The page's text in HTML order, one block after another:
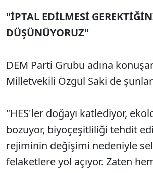
"İPTAL EDİLMESİ
DÜŞÜNÜYORUZ"
DEM Parti Grubu adına
Milletvekili Özgül Saki de
"HES'ler doğayı katlediyor,
bozuyor, biyoçeşitliliği tehdit
rejiminin değişimi nedeniyle
felaketlere yol açıyor. Zaten